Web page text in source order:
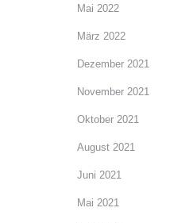
Mai 2022
März 2022
Dezember 2021
November 2021
Oktober 2021
August 2021
Juni 2021
Mai 2021